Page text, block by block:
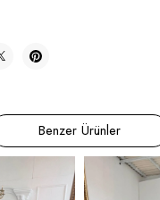
Benzer Ürünler